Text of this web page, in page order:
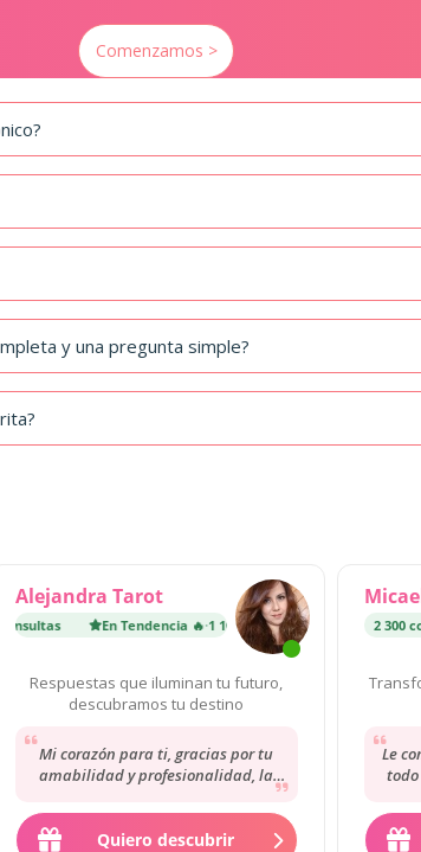
Comenzamos >
y una pregunta simple?
Alejandra Tarot
En Tendencia 🔥·1 100 consultas
Respuestas que iluminan tu futuro,
descubramos tu destino
Mi corazón para ti, gracias por tu
amabilidad y profesionalidad, la
bien con ella,...
Quiero descubrir
2 300
Le
con